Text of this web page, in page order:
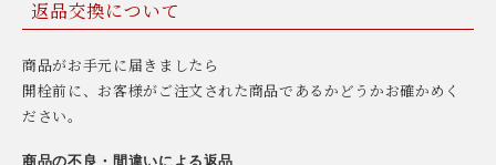
返品交換について
商品がお手元に届きましたら
開栓前に、お客様がご注文された商品であるかどうかお確かめく
ださい。
商品の不良・間違いによる返品